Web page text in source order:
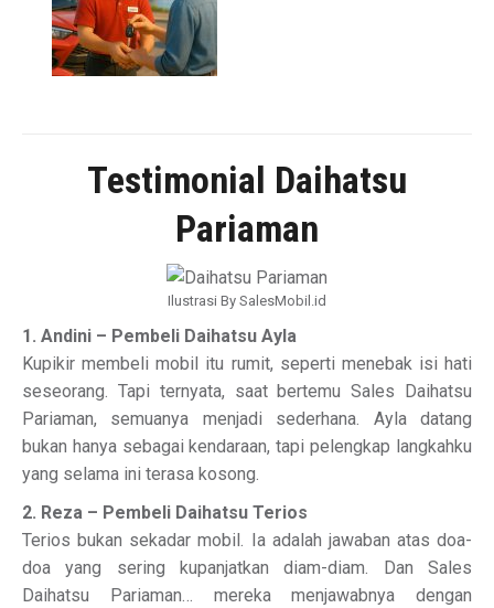
Testimonial Daihatsu
Pariaman
Ilustrasi By SalesMobil.id
1. Andini – Pembeli Daihatsu Ayla
Kupikir membeli mobil itu rumit, seperti menebak isi hati
seseorang. Tapi ternyata, saat bertemu Sales Daihatsu
Pariaman, semuanya menjadi sederhana. Ayla datang
bukan hanya sebagai kendaraan, tapi pelengkap langkahku
yang selama ini terasa kosong.
2. Reza – Pembeli Daihatsu Terios
Terios bukan sekadar mobil. Ia adalah jawaban atas doa-
doa yang sering kupanjatkan diam-diam. Dan Sales
Daihatsu Pariaman… mereka menjawabnya dengan